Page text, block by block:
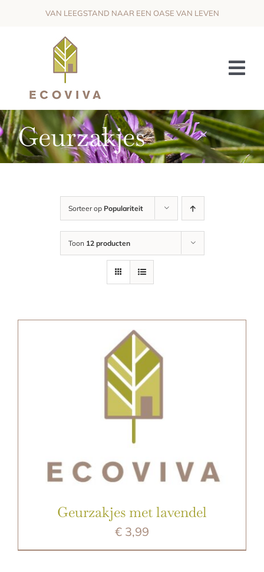
VAN LEEGSTAND NAAR EEN OASE VAN LEVEN
HET PROJECT
DE VISIE
Geurzakjes
Sorteer op Populariteit
Toon 12 producten
Geurzakjes met lavendel
€ 3,99